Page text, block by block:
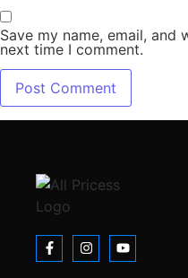
Save my name, email,
next time I comment.